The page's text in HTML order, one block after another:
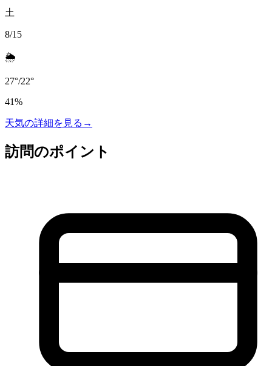
土
8/15
🌦️
27°/22°
41%
天気の詳細を見る →
訪問のポイント